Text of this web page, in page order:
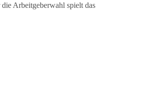
Arbeitgeberwahl spielt das